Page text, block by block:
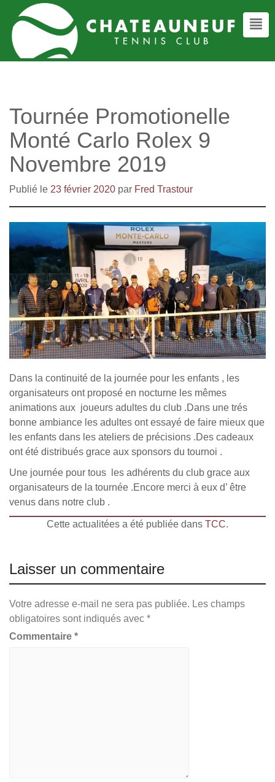
Tournée Promotionelle
Monté Carlo Rolex 9
Novembre 2019
Publié le 23 février 2020 par Fred Trastour
Dans la continuité de la journée pour les enfants , les
organisateurs ont proposé en nocturne les mêmes
animations aux joueurs adultes du club .Dans une trés
bonne ambiance les adultes ont essayé de faire mieux que
les enfants dans les ateliers de précisions .Des cadeaux
ont été distribués grace aux sponsors du tournoi .
Une journée pour tous les adhérents du club grace aux
organisateurs de la tournée .Encore merci à eux d’ être
venus dans notre club .
Cette actualitées a été publiée dans TCC.
Laisser un commentaire
Votre adresse e-mail ne sera pas publiée. Les champs
obligatoires sont indiqués avec *
Commentaire *